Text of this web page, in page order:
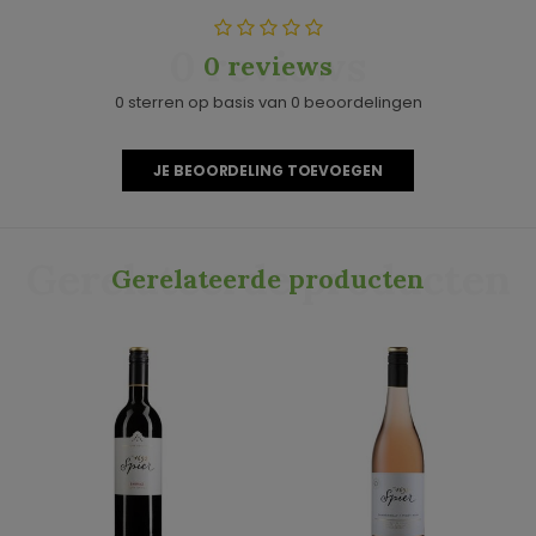
0 reviews
0 reviews
0 sterren op basis van 0 beoordelingen
JE BEOORDELING TOEVOEGEN
Gerelateerde producten
Gerelateerde producten